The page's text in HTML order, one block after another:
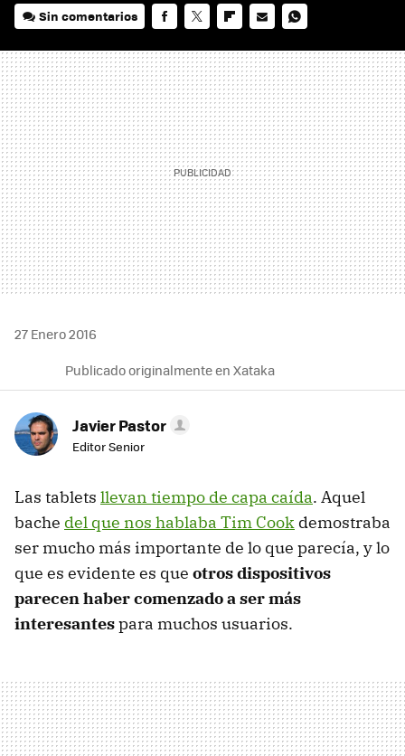
Sin comentarios
MAIL
27 Enero 2016
Publicado originalmente en Xataka
Javier Pastor
Editor Senior
Las tablets llevan tiempo de capa caída. Aquel
bache del que nos hablaba Tim Cook demostraba
ser mucho más importante de lo que parecía, y lo
que es evidente es que otros dispositivos
parecen haber comenzado a ser más
interesantespara muchos usuarios.